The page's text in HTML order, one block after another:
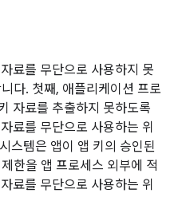
료를 무단으로 사용하지 못
다. 첫째, 애플리케이션 프로
자료를 추출하지 못하도록
료를 무단으로 사용하는 위
스템은 앱이 앱 키의 승인된
한을 앱 프로세스 외부에 적
료를 무단으로 사용하는 위